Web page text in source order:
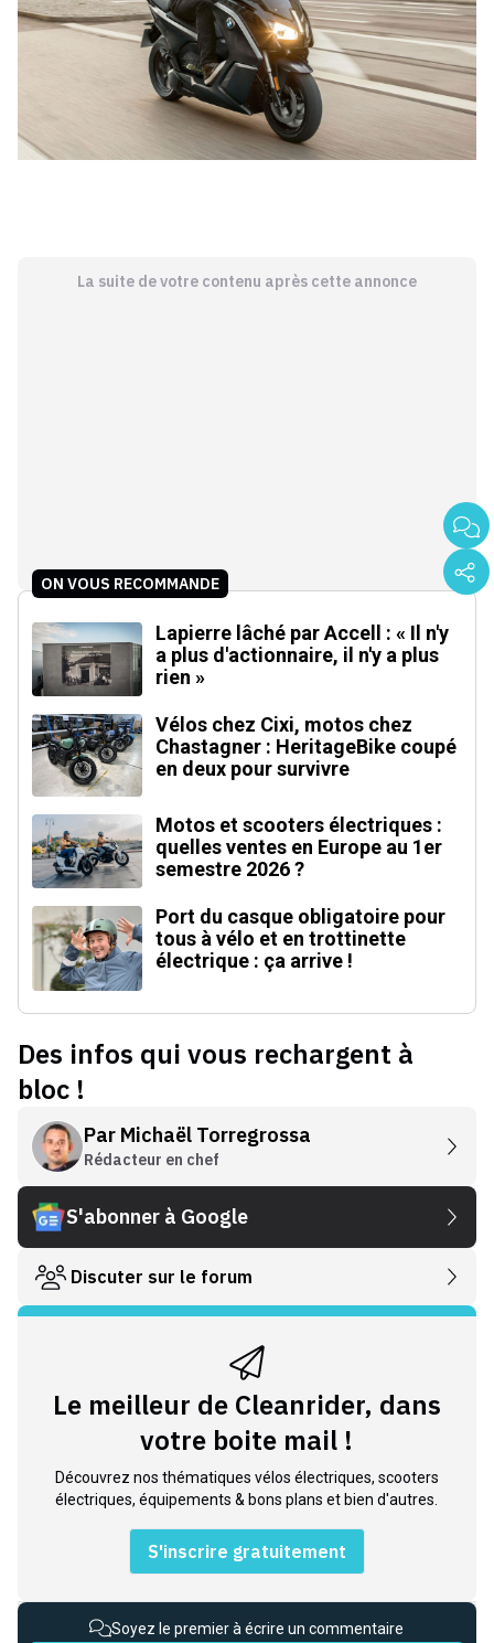
La suite de votre contenu après cette annonce
ON VOUS RECOMMANDE
Lapierre lâché par Accell : « Il n'y
a plus d'actionnaire, il n'y a plus
rien »
Vélos chez Cixi, motos chez
Chastagner : HeritageBike coupé
en deux pour survivre
Motos et scooters électriques :
quelles ventes en Europe au 1er
semestre 2026 ?
Port du casque obligatoire pour
tous à vélo et en trottinette
électrique : ça arrive !
Des infos qui vous rechargent à
bloc !
Par Michaël Torregrossa
Rédacteur en chef
S'abonner à Google
Discuter sur le forum
Le meilleur de Cleanrider, dans
votre boite mail !
Découvrez nos thématiques vélos électriques, scooters
électriques, équipements & bons plans et bien d'autres.
S'inscrire gratuitement
Soyez le premier à écrire un commentaire